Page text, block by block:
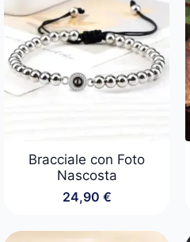
Bracciale con Foto
Nascosta
24,90 €